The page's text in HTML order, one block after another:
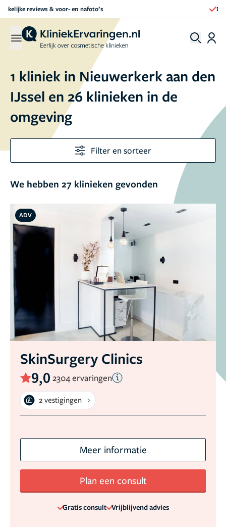
Direct een afspraak maken
1 kliniek in Nieuwerkerk aan den
IJssel en 26 klinieken in de
omgeving
Filter en sorteer
We hebben 27 klinieken gevonden
ADV
SkinSurgery Clinics
9,0 2304 ervaringen
2 vestigingen
Meer informatie
Plan een consult
Gratis consult Vrijblijvend advies